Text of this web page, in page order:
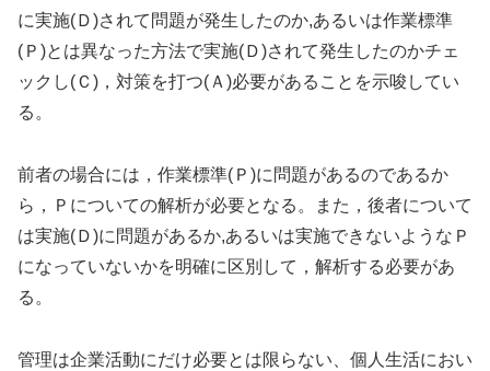
に実施(Ｄ)されて問題が発生したのか,あるいは作業標準
(Ｐ)とは異なった方法で実施(Ｄ)されて発生したのかチェ
ックし(Ｃ)，対策を打つ(Ａ)必要があることを示唆してい
る。
前者の場合には，作業標準(Ｐ)に問題があるのであるか
ら，Ｐについての解析が必要となる。また，後者について
は実施(Ｄ)に問題があるか,あるいは実施できないようなＰ
になっていないかを明確に区別して，解析する必要があ
る。
管理は企業活動にだけ必要とは限らない、個人生活におい